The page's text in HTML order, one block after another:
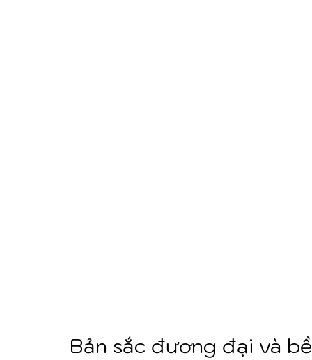
Bản sắc đương đại và